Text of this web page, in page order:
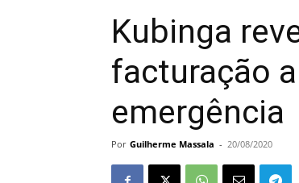
Kubinga
facturação
emergência
Por Guilherme Massala - 20/08/2020